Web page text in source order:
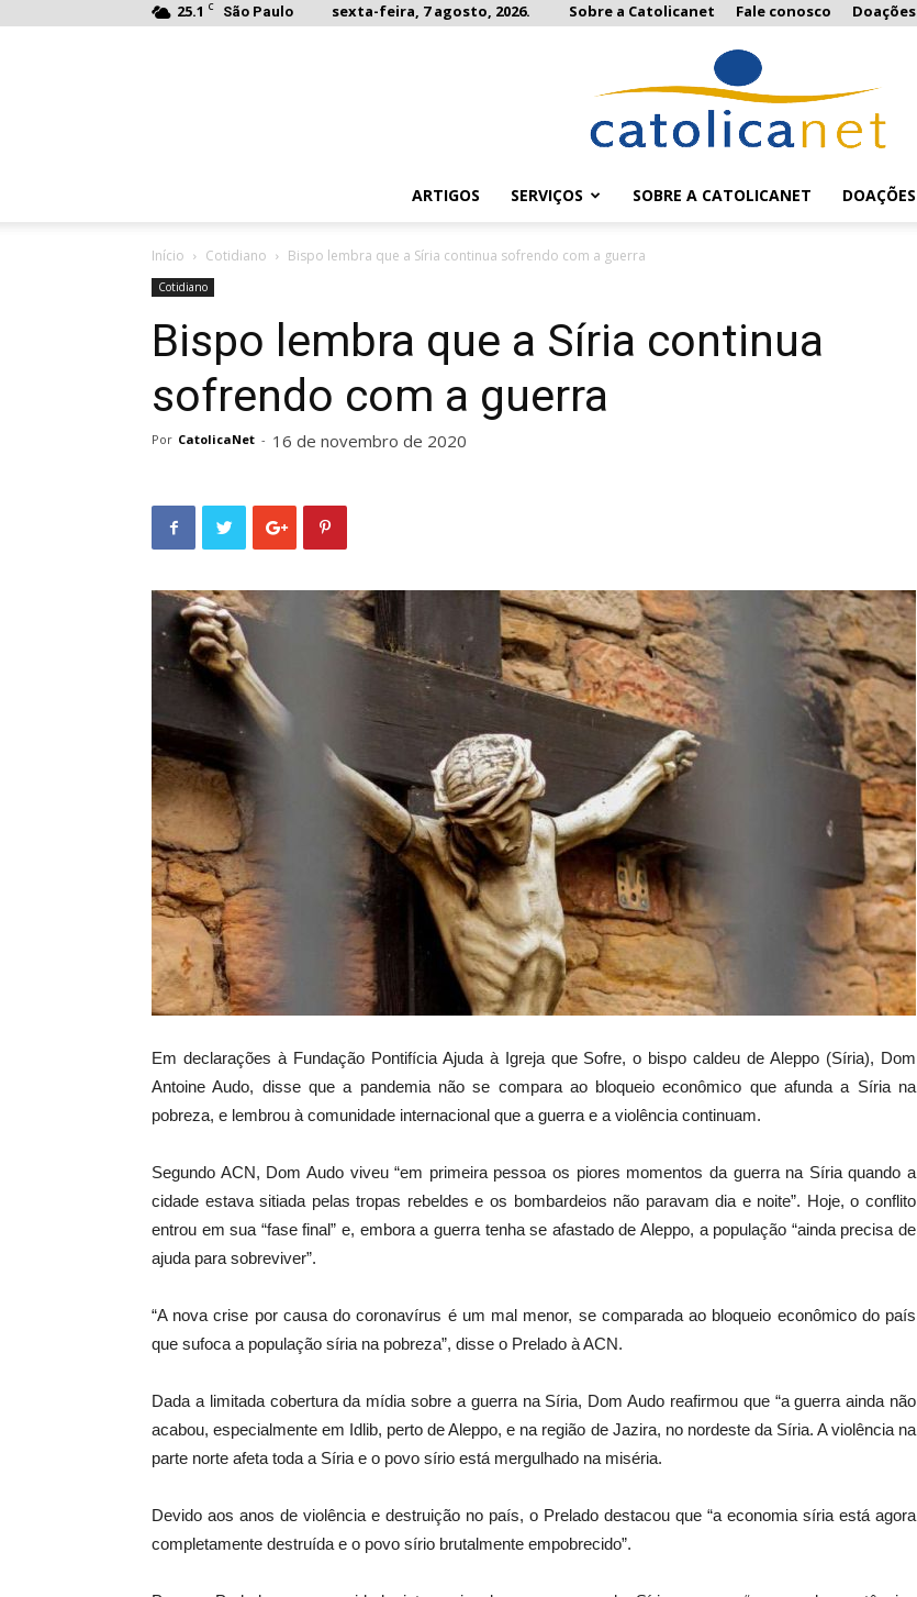
25.1 C São Paulo sexta-feira, 7 agosto, 2026. Sobre a Catolicanet Fale conosco Doações
ARTIGOS SERVIÇOS SOBRE A CATOLICANET DOAÇÕES
Início Cotidiano Bispo lembra que a Síria continua sofrendo com a guerra
Cotidiano
Bispo lembra que a Síria continua
sofrendo com a guerra
Por CatolicaNet - 16 de novembro de 2020
Em declarações à Fundação Pontifícia Ajuda à Igreja que Sofre, o bispo caldeu de Aleppo (Síria), Dom
Antoine Audo, disse que a pandemia não se compara ao bloqueio econômico que afunda a Síria na
pobreza, e lembrou à comunidade internacional que a guerra e a violência continuam.
Segundo ACN, Dom Audo viveu “em primeira pessoa os piores momentos da guerra na Síria quando a
cidade estava sitiada pelas tropas rebeldes e os bombardeios não paravam dia e noite”. Hoje, o conflito
entrou em sua “fase final” e, embora a guerra tenha se afastado de Aleppo, a população “ainda precisa de
ajuda para sobreviver”.
“A nova crise por causa do coronavírus é um mal menor, se comparada ao bloqueio econômico do país
que sufoca a população síria na pobreza”, disse o Prelado à ACN.
Dada a limitada cobertura da mídia sobre a guerra na Síria, Dom Audo reafirmou que “a guerra ainda não
acabou, especialmente em Idlib, perto de Aleppo, e na região de Jazira, no nordeste da Síria. A violência na
parte norte afeta toda a Síria e o povo sírio está mergulhado na miséria.
Devido aos anos de violência e destruição no país, o Prelado destacou que “a economia síria está agora
completamente destruída e o povo sírio brutalmente empobrecido”.